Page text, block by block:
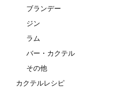
ブランデー
ジン
ラム
バー・カクテル
その他
カクテルレシピ